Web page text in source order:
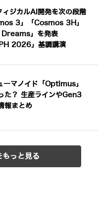
ィジカルAI開発を次の段階
3」「Cosmos 3H」
Dreams」を発表
2026」基調講演
ーマノイド「Optimus」
た？ 生産ラインやGen3
報まとめ
もっと見る